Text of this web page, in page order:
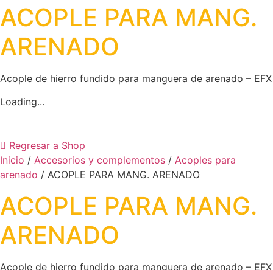
ACOPLE PARA MANG.
ARENADO
Acople de hierro fundido para manguera de arenado – EFX
Loading...
Regresar a Shop
Inicio / Accesorios y complementos / Acoples para
arenado / ACOPLE PARA MANG. ARENADO
ACOPLE PARA MANG.
ARENADO
Acople de hierro fundido para manguera de arenado – EFX